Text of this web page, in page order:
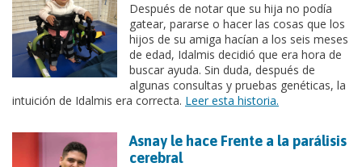
Después de notar que su hija no podía
gatear, pararse o hacer las cosas que los
hijos de su amiga hacían a los seis meses
de edad, Idalmis decidió que era hora de
buscar ayuda. Sin duda, después de
algunas consultas y pruebas genéticas, la
intuición de Idalmis era correcta. Leer esta historia.
Asnay le hace Frente a la parálisis
cerebral